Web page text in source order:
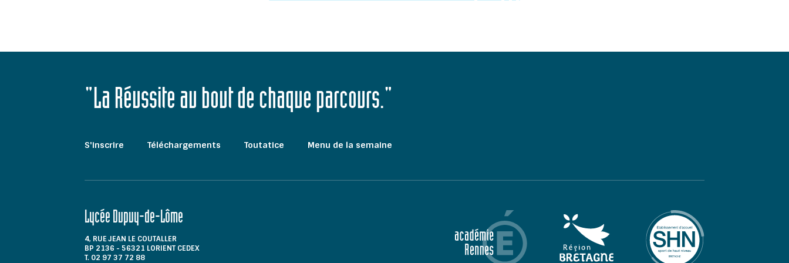
"La Réussite au bout de chaque parcours."
S'inscrire Téléchargements Toutatice Menu de la semaine
Lycée Dupuy-de-Lôme
4, RUE JEAN LE COUTALLER
BP 2136 - 56321 LORIENT CEDEX
T. 02 97 37 72 88